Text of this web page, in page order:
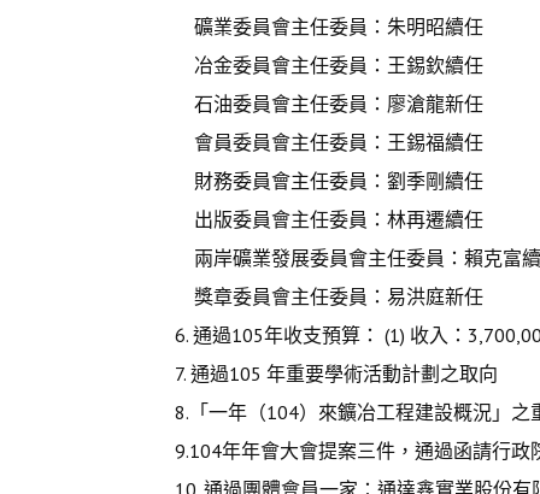
礦業委員會主任委員：朱明昭續任
冶金委員會主任委員：王錫欽續任
石油委員會主任委員：廖滄龍新任
會員委員會主任委員：王錫福續任
財務委員會主任委員：劉季剛續任
出版委員會主任委員：林再遷續任
兩岸礦業發展委員會主任委員：賴克富
獎章委員會主任委員：易洪庭新任
6. 通過105年收支預算： (1) 收入：
7. 通過105 年重要學術活動計劃之取向
8.「一年（104）來鑛冶工程建設概況」之
9.104年年會大會提案三件，通過函請行政
10. 通過團體會員一家：通達鑫實業股份有